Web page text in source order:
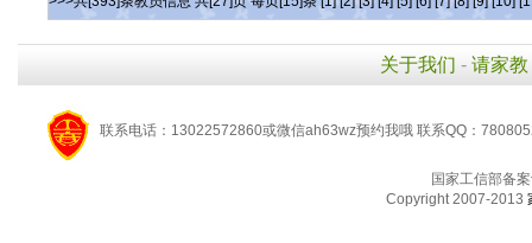
关于我们 - 请家教
联系电话：13022572860或微信ah63wz预约我哦 联系QQ：
国家工信部备
Copyright 2007-2013